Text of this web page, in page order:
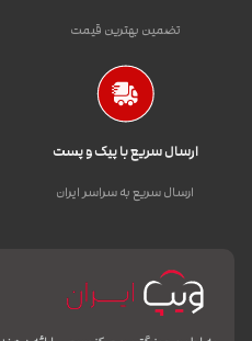
تضمین بهترین قیمت
ارسال سریع با پیک و پست
ارسال سریع به سراسر ایران